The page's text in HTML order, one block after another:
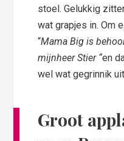
stoel. Gelukkig
wat grapjes in. Om
“Mama Big is
mijnheer Stier “en
wel wat gegrinnik
Groot